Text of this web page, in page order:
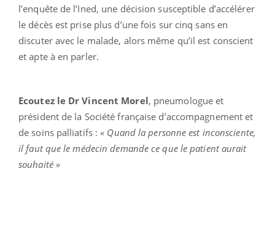
l’enquête de l’Ined, une décision susceptible d’accélérer
le décès est prise plus d’une fois sur cinq sans en
discuter avec le malade, alors même qu’il est conscient
et apte à en parler.
Ecoutez le Dr Vincent Morel, pneumologue et
président de la Société française d’accompagnement et
de soins palliatifs :« Quand la personne est inconsciente,
il faut que le médecin demande ce que le patient aurait
souhaité »